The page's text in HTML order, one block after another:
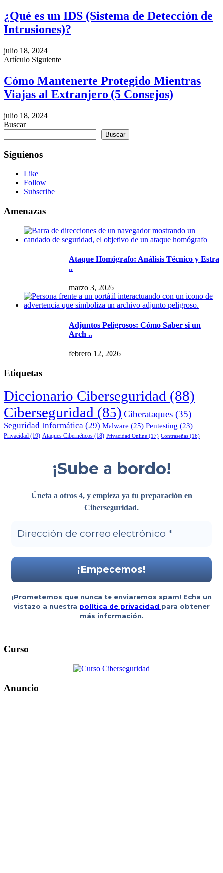
¿Qué es un IDS (Sistema de Detección de
Intrusiones)?
julio 18, 2024
Artículo Siguiente
Cómo Mantenerte Protegido Mientras
Viajas al Extranjero (5 Consejos)
julio 18, 2024
Buscar
Buscar
Síguienos
Like
Follow
Subscribe
Amenazas
Ataque Homógrafo: Análisis Técnico y Estra
..
marzo 3, 2026
Adjuntos Peligrosos: Cómo Saber si un
Arch ..
febrero 12, 2026
Etiquetas
Diccionario Ciberseguridad (88)
Ciberseguridad (85) Ciberataques (35)
Seguridad Informática (29) Malware (25) Pentesting (23)
Privacidad (19) Ataques Cibernéticos (18) Privacidad Online (17) Contraseñas (16)
¡Sube a bordo!
Úneta a otros 4, y empieza ya tu preparación en
Ciberseguridad.
¡Prometemos que nunca te enviaremos spam! Echa un
vistazo a nuestra política de privacidad para obtener
más información.
Curso
Anuncio